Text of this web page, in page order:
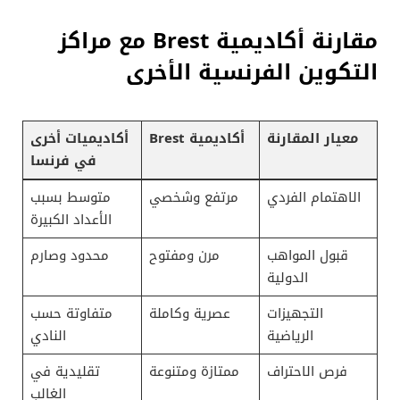
مقارنة أكاديمية Brest مع مراكز
التكوين الفرنسية الأخرى
معيار المقارنة أكاديمية Brest
أكاديميات أخرى
في فرنسا
الاهتمام الفردي
مرتفع وشخصي
متوسط بسبب
الأعداد الكبيرة
قبول المواهب
الدولية
مرن ومفتوح محدود وصارم
التجهيزات
الرياضية
عصرية وكاملة
متفاوتة حسب
النادي
فرص الاحتراف
ممتازة ومتنوعة
تقليدية في
الغالب